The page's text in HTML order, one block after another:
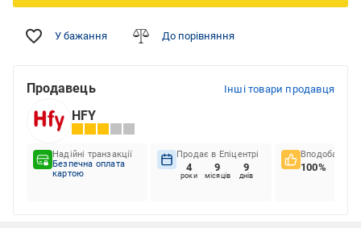
У бажання До порівняння
Продавець Інші товари продавця
HFY
Надійні транзакції
Безпечна оплата
картою
Продає в Епіцентрі
4
роки
9
місяців
9
днів
Вподобання
100%